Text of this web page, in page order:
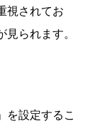
視されてお
られます。
を設定するこ